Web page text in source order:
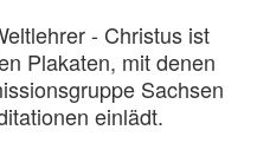
- Christus ist
Plakaten, mit denen
Sachsen
einlädt.